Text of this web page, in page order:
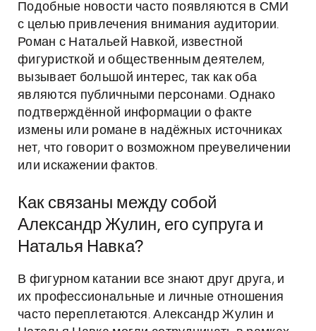
Подобные новости часто появляются в СМИ
с целью привлечения внимания аудитории.
Роман с Натальей Навкой, известной
фигуристкой и общественным деятелем,
вызывает большой интерес, так как оба
являются публичными персонами. Однако
подтверждённой информации о факте
измены или романе в надёжных источниках
нет, что говорит о возможном преувеличении
или искажении фактов.
Как связаны между собой
Александр Жулин, его супруга и
Наталья Навка?
В фигурном катании все знают друг друга, и
их профессиональные и личные отношения
часто переплетаются. Александр Жулин и